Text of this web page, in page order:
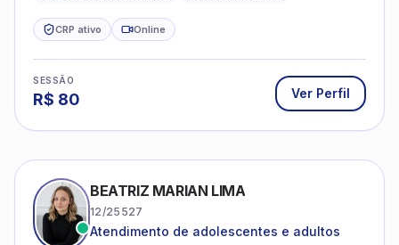
CRP ativo Online
SESSÃO
R$ 80 Ver Perfil
BEATRIZ MARIAN LIMA
12/25527
Atendimento de adolescentes e adultos